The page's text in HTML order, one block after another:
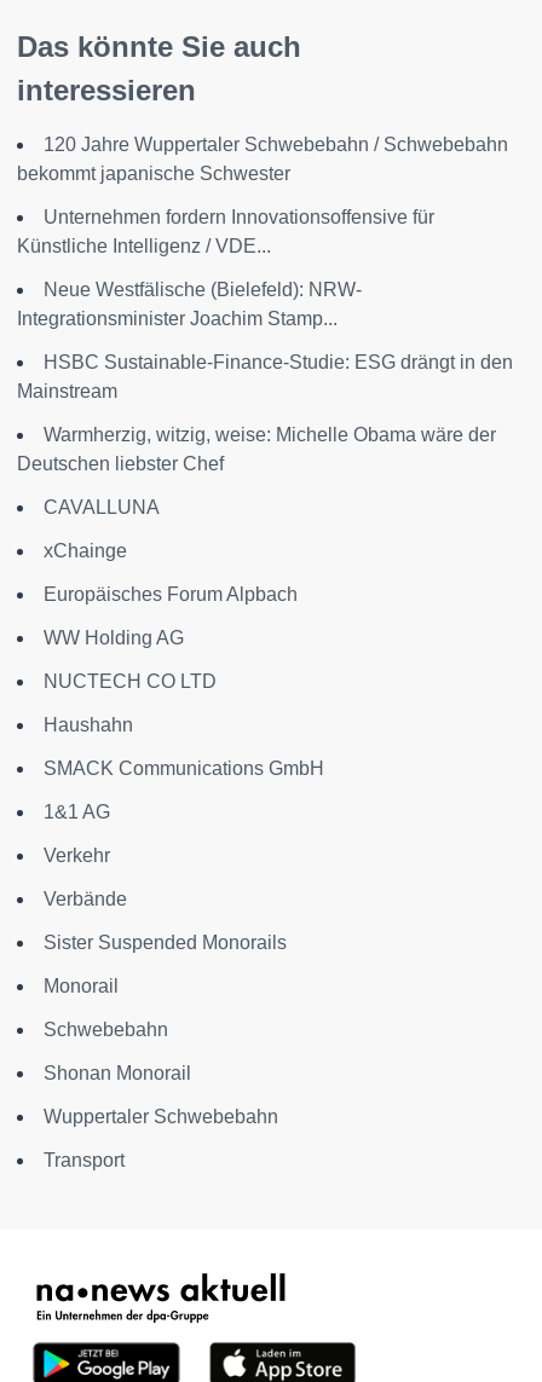
Das könnte Sie auch
interessieren
120 Jahre Wuppertaler Schwebebahn / Schwebebahn
bekommt japanische Schwester
Unternehmen fordern Innovationsoffensive für
Künstliche Intelligenz / VDE...
Neue Westfälische (Bielefeld): NRW-
Integrationsminister Joachim Stamp...
HSBC Sustainable-Finance-Studie: ESG drängt in den
Mainstream
Warmherzig, witzig, weise: Michelle Obama wäre der
Deutschen liebster Chef
CAVALLUNA
xChainge
Europäisches Forum Alpbach
WW Holding AG
NUCTECH CO LTD
Haushahn
SMACK Communications GmbH
1&1 AG
Verkehr
Verbände
Sister Suspended Monorails
Monorail
Schwebebahn
Shonan Monorail
Wuppertaler Schwebebahn
Transport